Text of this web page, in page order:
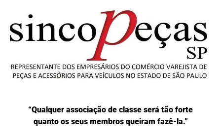
“Qualquer associação de classe será tão forte
quanto os seus membros queiram fazê-la.”